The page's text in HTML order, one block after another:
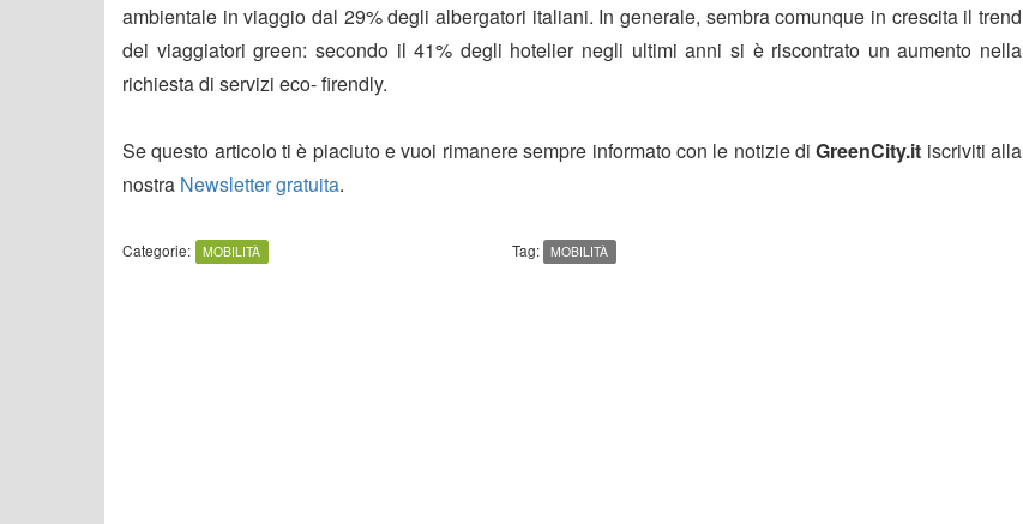
ambientale in viaggio dal 29% degli albergatori italiani. In generale, sembra comunque in crescita il trend
dei viaggiatori green: secondo il 41% degli hotelier negli ultimi anni si è riscontrato un aumento nella
richiesta di servizi eco- firendly.
Se questo articolo ti è piaciuto e vuoi rimanere sempre informato con le notizie diGreenCity.it iscriviti alla
nostra Newsletter gratuita.
Categorie: MOBILITÀ Tag: MOBILITÀ